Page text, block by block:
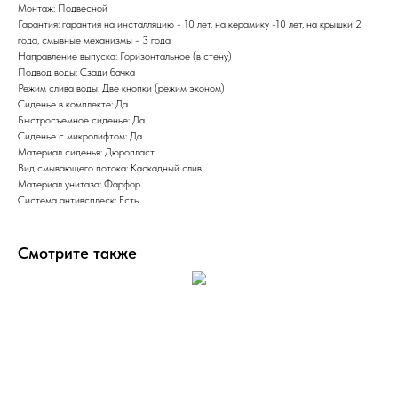
Монтаж: Подвесной
Гарантия: гарантия на инсталляцию - 10 лет, на керамику -10 лет, на крышки 2
года, смывные механизмы - 3 года
Направление выпуска: Горизонтальное (в стену)
Подвод воды: Сзади бачка
Режим слива воды: Две кнопки (режим эконом)
Сиденье в комплекте: Да
Быстросъемное сиденье: Да
Сиденье с микролифтом: Да
Материал сиденья: Дюропласт
Вид смывающего потока: Каскадный слив
Материал унитаза: Фарфор
Система антивсплеск: Есть
Смотрите также